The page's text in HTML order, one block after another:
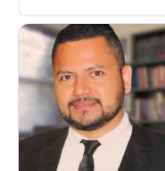
trayectoria es
Europa y Asia).
Televisión Canaria,
Mis servicios son 100%
espacio de escucha
empecemos.